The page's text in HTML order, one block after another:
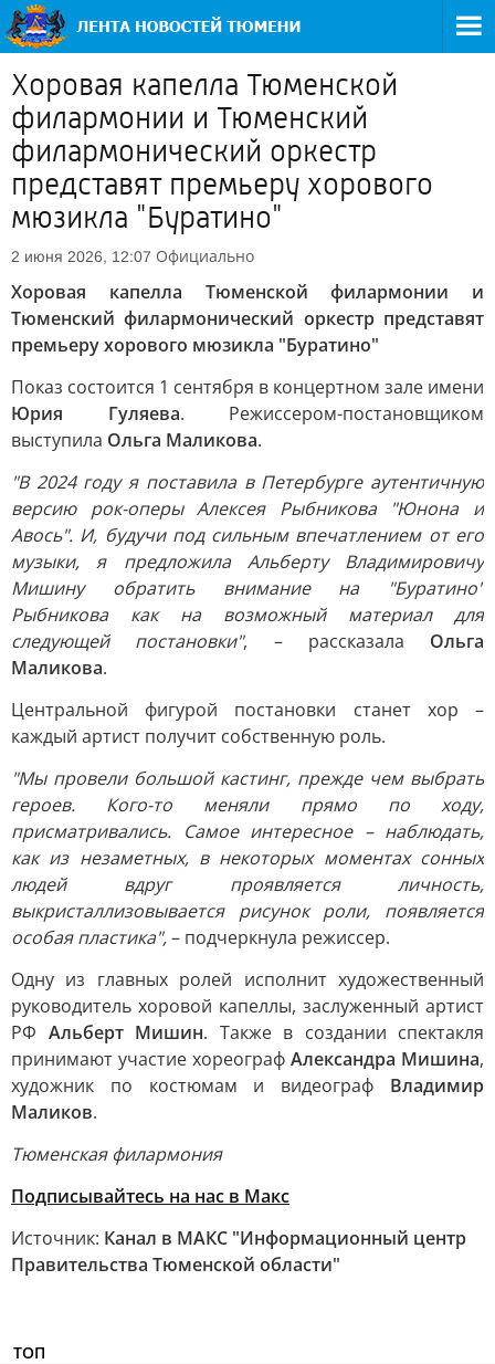
Хоровая капелла Тюменской
филармонии и Тюменский
филармонический оркестр
представят премьеру хорового
мюзикла "Буратино"
2 июня 2026, 12:07 Официально
Хоровая капелла Тюменской филармонии и
Тюменский филармонический оркестр представят
премьеру хорового мюзикла "Буратино"
Показ состоится 1 сентября в концертном зале имени
Юрия Гуляева. Режиссером-постановщиком
выступила Ольга Маликова.
"В 2024 году я поставила в Петербурге аутентичную
версию рок-оперы Алексея Рыбникова "Юнона и
Авось". И, будучи под сильным впечатлением от его
музыки, я предложила Альберту Владимировичу
Мишину обратить внимание на "Буратино"
Рыбникова как на возможный материал для
следующей постановки", – рассказала Ольга
Маликова.
Центральной фигурой постановки станет хор –
каждый артист получит собственную роль.
"Мы провели большой кастинг, прежде чем выбрать
героев. Кого-то меняли прямо по ходу,
присматривались. Самое интересное – наблюдать,
как из незаметных, в некоторых моментах сонных
людей вдруг проявляется личность,
выкристаллизовывается рисунок роли, появляется
особая пластика",– подчеркнула режиссер.
Одну из главных ролей исполнит художественный
руководитель хоровой капеллы, заслуженный артист
РФ Альберт Мишин. Также в создании спектакля
принимают участие хореограф Александра Мишина,
художник по костюмам и видеограф Владимир
Маликов.
Тюменская филармония
Подписывайтесь на нас в Макс
Источник: Канал в МАКС "Информационный центр
Правительства Тюменской области"
ТОП